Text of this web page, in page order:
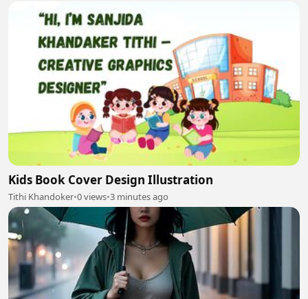
Kids Book Cover Design Illustration
Tithi Khandoker•0 views•3 minutes ago